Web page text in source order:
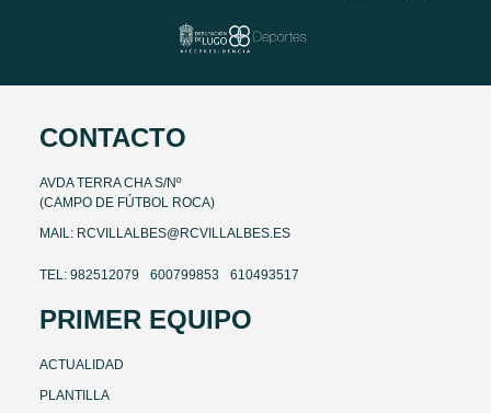
CONTACTO
AVDA TERRA CHA S/Nº
(CAMPO DE FÚTBOL ROCA)
MAIL: RCVILLALBES@RCVILLALBES.ES
TEL: 982512079 600799853 610493517
PRIMER EQUIPO
ACTUALIDAD
PLANTILLA